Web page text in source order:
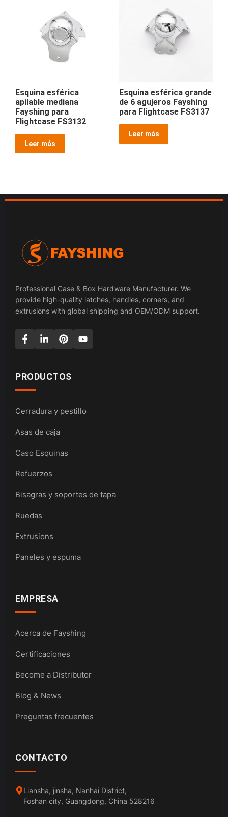
Esquina esférica
apilable mediana
Fayshing para
Flightcase FS3132
Leer más
Esquina esférica grande
de 6 agujeros Fayshing
para Flightcase FS3137
Leer más
Professional Case & Box Hardware Manufacturer. We
provide high-quality latches, handles, corners, and
extrusions with global shipping and OEM/ODM support.
PRODUCTOS
Cerradura y pestillo
Asas de caja
Caso Esquinas
Refuerzos
Bisagras y soportes de tapa
Ruedas
Extrusions
Paneles y espuma
EMPRESA
Acerca de Fayshing
Certificaciones
Become a Distributor
Blog & News
Preguntas frecuentes
CONTACTO
Liansha, jinsha, Nanhai District,
Foshan city, Guangdong, China 528216